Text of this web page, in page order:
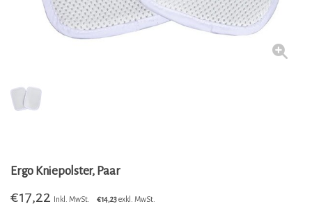
Ergo Kniepolster, Paar
€17,22 Inkl. MwSt. €14,23exkl. MwSt.